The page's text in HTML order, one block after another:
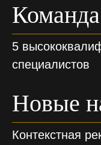
Команда
5
специалистов
Новые
Контекстная